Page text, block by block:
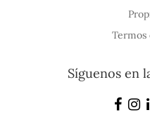
Termos
Síguenos en